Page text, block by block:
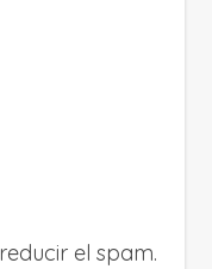
el spam.